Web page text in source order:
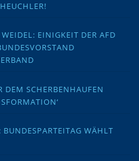
EINIGKEIT DER AFD
DEM SCHERBENHAUFEN
WÄHLT